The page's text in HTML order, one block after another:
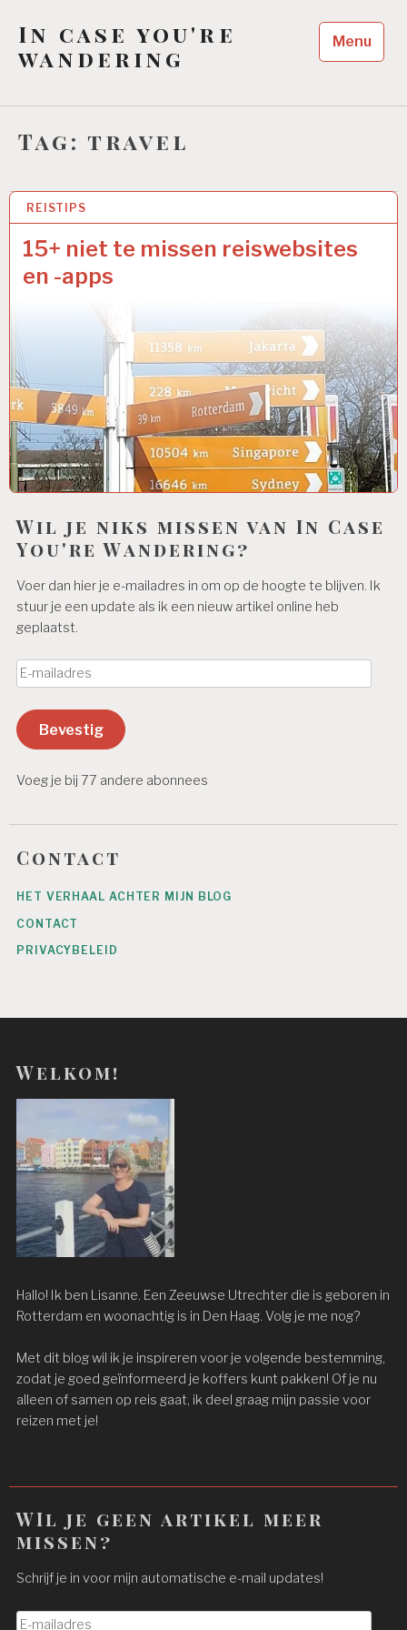
content
In case you're
wandering
Menu
Tag: travel
REISTIPS
15+ niet te missen reiswebsites
en -apps
2
J
A
N
2
Wil je niks missen van In Case
You're Wandering?
Voer dan hier je e-mailadres in om op de hoogte te blijven. Ik
stuur je een update als ik een nieuw artikel online heb
geplaatst.
E
-
m
a
l
e
Bevestig
Voeg je bij 77 andere abonnees
Contact
HET VERHAAL ACHTER MIJN BLOG
CONTACT
PRIVACYBELEID
Welkom!
Hallo! Ik ben Lisanne. Een Zeeuwse Utrechter die is geboren in
Rotterdam en woonachtig is in Den Haag. Volg je me nog?
Met dit blog wil ik je inspireren voor je volgende bestemming,
zodat je goed geïnformeerd je koffers kunt pakken! Of je nu
alleen of samen op reis gaat, ik deel graag mijn passie voor
reizen met je!
WIl je geen artikel meer
missen?
Schrijf je in voor mijn automatische e-mail updates!
E